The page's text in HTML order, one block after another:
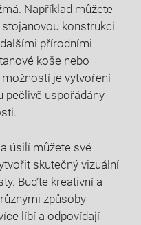
Například můžete
konstrukci
přírodními
koše nebo
je vytvoření
pečlivě uspořádány
úsilí můžete své
skutečný vizuální
Buďte kreativní a
způsoby
líbí a odpovídají